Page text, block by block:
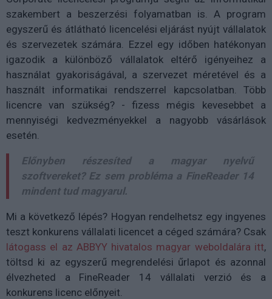
szakembert a beszerzési folyamatban is. A program
egyszerű és átlátható licencelési eljárást nyújt vállalatok
és szervezetek számára. Ezzel egy időben hatékonyan
igazodik a különböző vállalatok eltérő igényeihez a
használat gyakoriságával, a szervezet méretével és a
használt informatikai rendszerrel kapcsolatban. Több
licencre van szükség? - fizess mégis kevesebbet a
mennyiségi kedvezményekkel a nagyobb vásárlások
esetén.
Előnyben részesíted a magyar nyelvű
szoftvereket? Ez sem probléma a FineReader 14
mindent tud magyarul.
Mi a következő lépés? Hogyan rendelhetsz egy ingyenes
teszt konkurens vállalati licencet a céged számára? Csak
látogass el az ABBYY hivatalos magyar weboldalára itt,
töltsd ki az egyszerű megrendelési űrlapot és azonnal
élvezheted a FineReader 14 vállalati verzió és a
konkurens licenc előnyeit.